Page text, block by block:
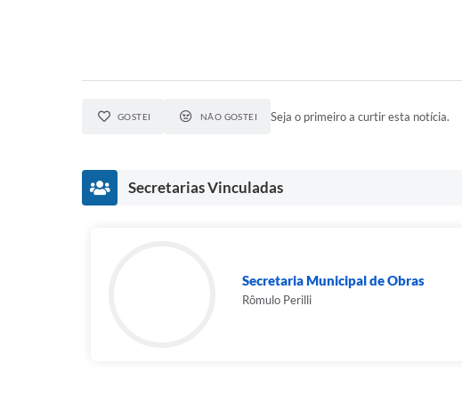
GOSTEI NÃO GOSTEI Seja o primeiro a curtir esta notícia.
Secretarias Vinculadas
Secretaria Municipal de Obras
Rômulo Perilli